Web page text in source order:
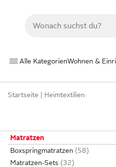
Alle KategorienWohnen &
Startseite Heimtextilien
Matratzen
Boxspringmatratzen
Matratzen-Sets